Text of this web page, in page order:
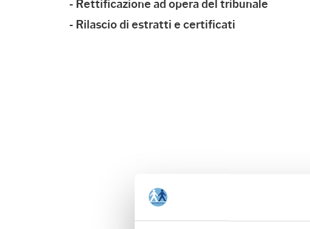
- Rettificazione ad opera del tribunale
- Rilascio di estratti e certificati